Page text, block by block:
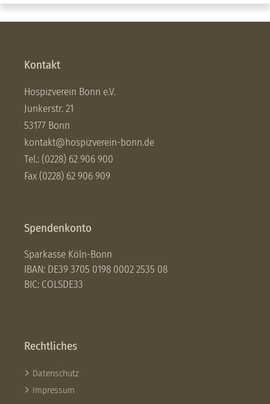
Kontakt
Hospizverein Bonn e.V.
Junkerstr. 21
53177 Bonn
kontakt@hospizverein-bonn.de
Tel.: (0228) 62 906 900
Fax (0228) 62 906 909
Spendenkonto
Sparkasse Köln-Bonn
IBAN: DE39 3705 0198 0002 2535 08
BIC: COLSDE33
Rechtliches
Datenschutz
Impressum